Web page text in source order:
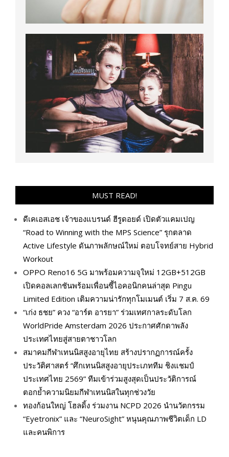
MUST READ!
ดีเคเอสเอช เจ้าของแบรนด์ ฮีรูดอยด์ เปิดตัวแคมเปญ
“Road to Winning with the MPS Science” รุกตลาด
Active Lifestyle ดันภาพลักษณ์ใหม่ ตอบโจทย์สาย Hybrid
Workout
OPPO Reno16 5G มาพร้อมความจุใหม่ 12GB+512GB
เปิดคอลเลกชันพร้อมเพื่อนซี้ไอคอนิกคนล่าสุด Pingu
Limited Edition เติมความน่ารักทุกโมเมนต์ เริ่ม 7 ส.ค. 69
“เก่ง ธชย” ควง “อาร์ต อารยา” ร่วมเทศกาลระดับโลก
WorldPride Amsterdam 2026 ประกาศศักดาพลัง
ประเทศไทยสู่สายตาชาวโลก
สมาคมกีฬาเทนนิสสูงอายุไทย สร้างปรากฏการณ์ครั้ง
ประวัติศาสตร์ “ศึกเทนนิสสูงอายุประเภททีม ชิงแชมป์
ประเทศไทย 2569” ทีมเข้าร่วมสูงสุดเป็นประวัติการณ์
ตอกย้ำความนิยมกีฬาเทนนิสในทุกช่วงวัย
ทองก้อนใหญ่ โฮลดิ้ง ร่วมงาน NCPD 2026 นำนวัตกรรม
“Eyetronix” และ “NeuroSight” หนุนคุณภาพชีวิตเด็ก LD
และคนพิการ